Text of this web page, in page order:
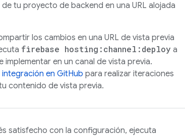
tu proyecto de backend en una URL alojada
los cambios en una URL de vista previa
firebase hosting:channel:deploy a
implementar en un canal de vista previa.
integración en GitHub para realizar iteraciones
contenido de vista previa.
satisfecho con la configuración, ejecuta